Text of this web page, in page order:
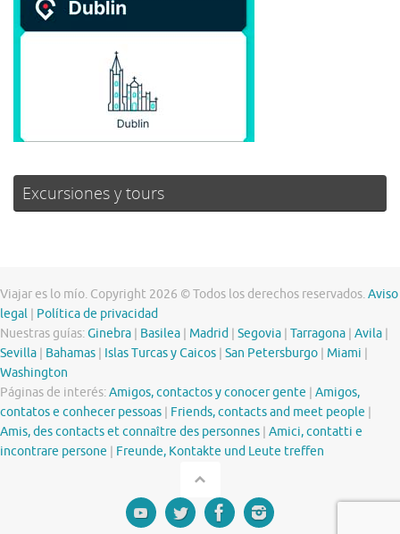
Excursiones y tours
Viajar es lo mío. Copyright 2026 © Todos los derechos reservados.Aviso
legal
Política de privacidad
Nuestras guías:Ginebra Basilea Madrid Segovia Tarragona Avila
Sevilla
Bahamas Islas Turcas y Caicos San Petersburgo Miami
Washington
Páginas de interés:Amigos, contactos y conocer gente
Amigos,
contatos e conhecer pessoas
Friends, contacts and meet people
Amis, des contacts et connaître des personnes Amici, contatti e
incontrare persone
Freunde, Kontakte und Leute treffen